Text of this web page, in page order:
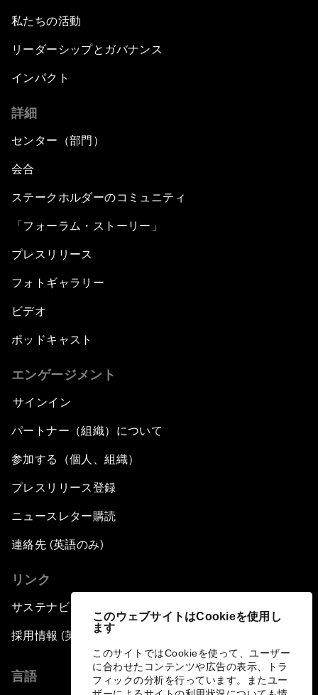
このウェブサイトはCookieを使用し
ます
このサイトではCookieを使って、ユーザー
に合わせたコンテンツや広告の表示、トラ
フィックの分析を行っています。またユー
私たちの活動
リーダーシップとガバナンス
インパクト
詳細
センター（部門）
会合
ステークホルダーのコミュニティ
「フォーラム・ストーリー」
プレスリリース
フォトギャラリー
ビデオ
ポッドキャスト
エンゲージメント
サインイン
パートナー（組織）について
参加する（個人、組織）
プレスリリース登録
ニュースレター購読
連絡先 (英語のみ)
リンク
サステナビリティへの取り組み
採用情報 (英語のみ)
言語